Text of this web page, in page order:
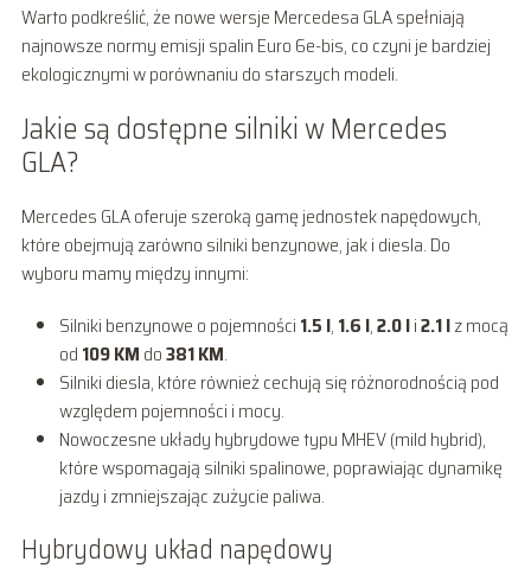
Warto podkreślić, że nowe wersje Mercedesa GLA spełniają
najnowsze normy emisji spalin Euro 6e-bis, co czyni je bardziej
ekologicznymi w porównaniu do starszych modeli.
Jakie są dostępne silniki w Mercedes
GLA?
Mercedes GLA oferuje szeroką gamę jednostek napędowych,
które obejmują zarówno silniki benzynowe, jak i diesla. Do
wyboru mamy między innymi:
Silniki benzynowe o pojemności 1.5 l, 1.6 l,2.0 li2.1 lz mocą
od 109 KM do381 KM.
Silniki diesla, które również cechują się różnorodnością pod
względem pojemności i mocy.
Nowoczesne układy hybrydowe typu MHEV (mild hybrid),
które wspomagają silniki spalinowe, poprawiając dynamikę
jazdy i zmniejszając zużycie paliwa.
Hybrydowy układ napędowy